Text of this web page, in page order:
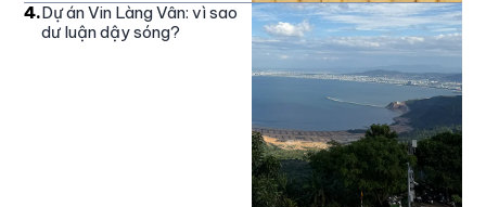
4.Dự án Vin Làng Vân: vì sao
dư luận dậy sóng?